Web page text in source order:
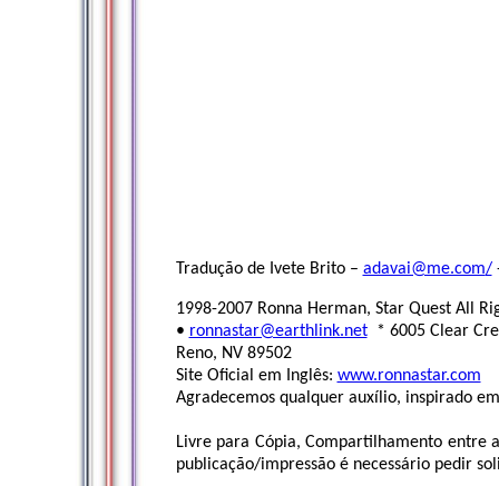
Tradução de Ivete Brito – adavai@me.com/
1998-2007 Ronna Herman, Star Quest All
• ronnastar@earthlink.net* 6005 Clear
Reno, NV 89502
Site Oficial em Inglês: www.ronnastar.com
Agradecemos qualquer auxílio, inspirado
Livre para Cópia, Compartilhamento entre
publicação/impressão é necessário pedir